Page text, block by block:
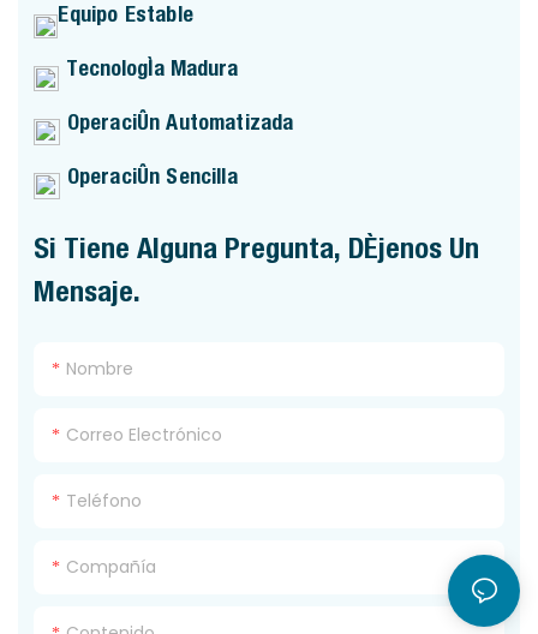
Equipo Estable
Tecnología Madura
Operación Automatizada
Operación Sencilla
Si Tiene Alguna Pregunta, Déjenos Un
Mensaje.
Nombre
Correo Electrónico
Teléfono
Compañía